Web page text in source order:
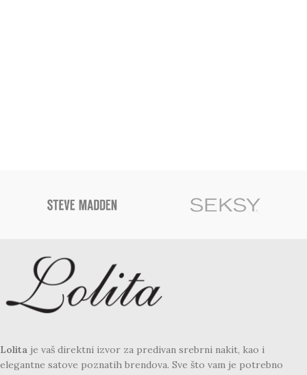
Lolita je vaš direktni izvor za predivan srebrni nakit, kao i
elegantne satove poznatih brendova. Sve što vam je potrebno